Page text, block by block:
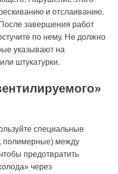
и отслаиванию.
завершения работ
по нему. Не должно
указывают на
штукатурки.
специальные
полимерные) между
предотвратить
через